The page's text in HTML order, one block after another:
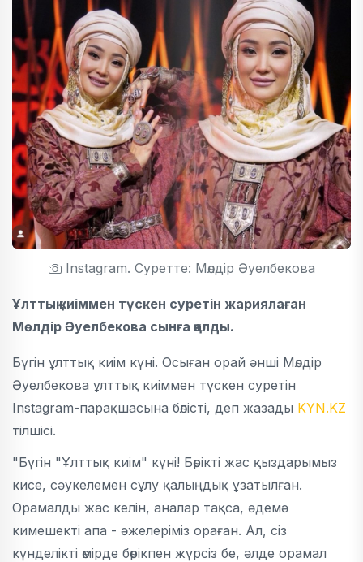
Instagram. Суретте: Мөлдір Әуелбекова
Ұлттық киіммен түскен суретін жариялаған
Мөлдір Әуелбекова сынға қалды.
Бүгін ұлттық киім күні. Осыған орай әнші Мөлдір
Әуелбекова ұлттық киіммен түскен суретін
Instagram-парақшасына бөлісті, деп жазады KYN.KZ
тілшісі.
"Бүгін "Ұлттық киім" күні! Бөрікті жас қыздарымыз
кисе, сәукелемен сұлу қалыңдық ұзатылған.
Орамалды жас келін, аналар тақса, әдемә
кимешекті апа - әжелеріміз ораған. Ал, сіз
күнделікті өмірде бөрікпен жүрсіз бе, әлде орамал